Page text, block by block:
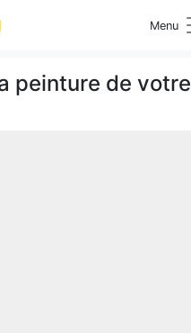
Menu
peinture de votre